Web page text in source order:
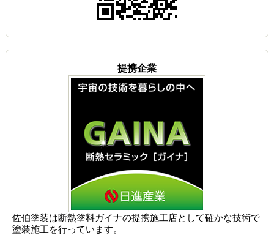
提携企業
佐伯塗装は断熱塗料ガイナの提携施工店として確かな技術で
塗装施工を行っています。